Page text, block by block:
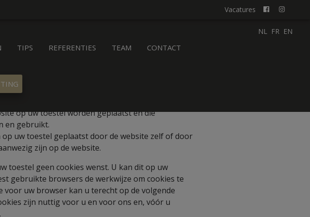
Vacatures
TIPS REFERENTIES TEAM CONTACT
NL FR EN
op uw toestel worden geplaatst en die
en gebruikt.
uw toestel geplaatst door de website zelf of door
zijn op de website.
toestel geen cookies wenst. U kan dit op uw
gebruikte browsers de werkwijze om cookies te
voor uw browser kan u terecht op de volgende
zijn nuttig voor u en voor ons en, vóór u